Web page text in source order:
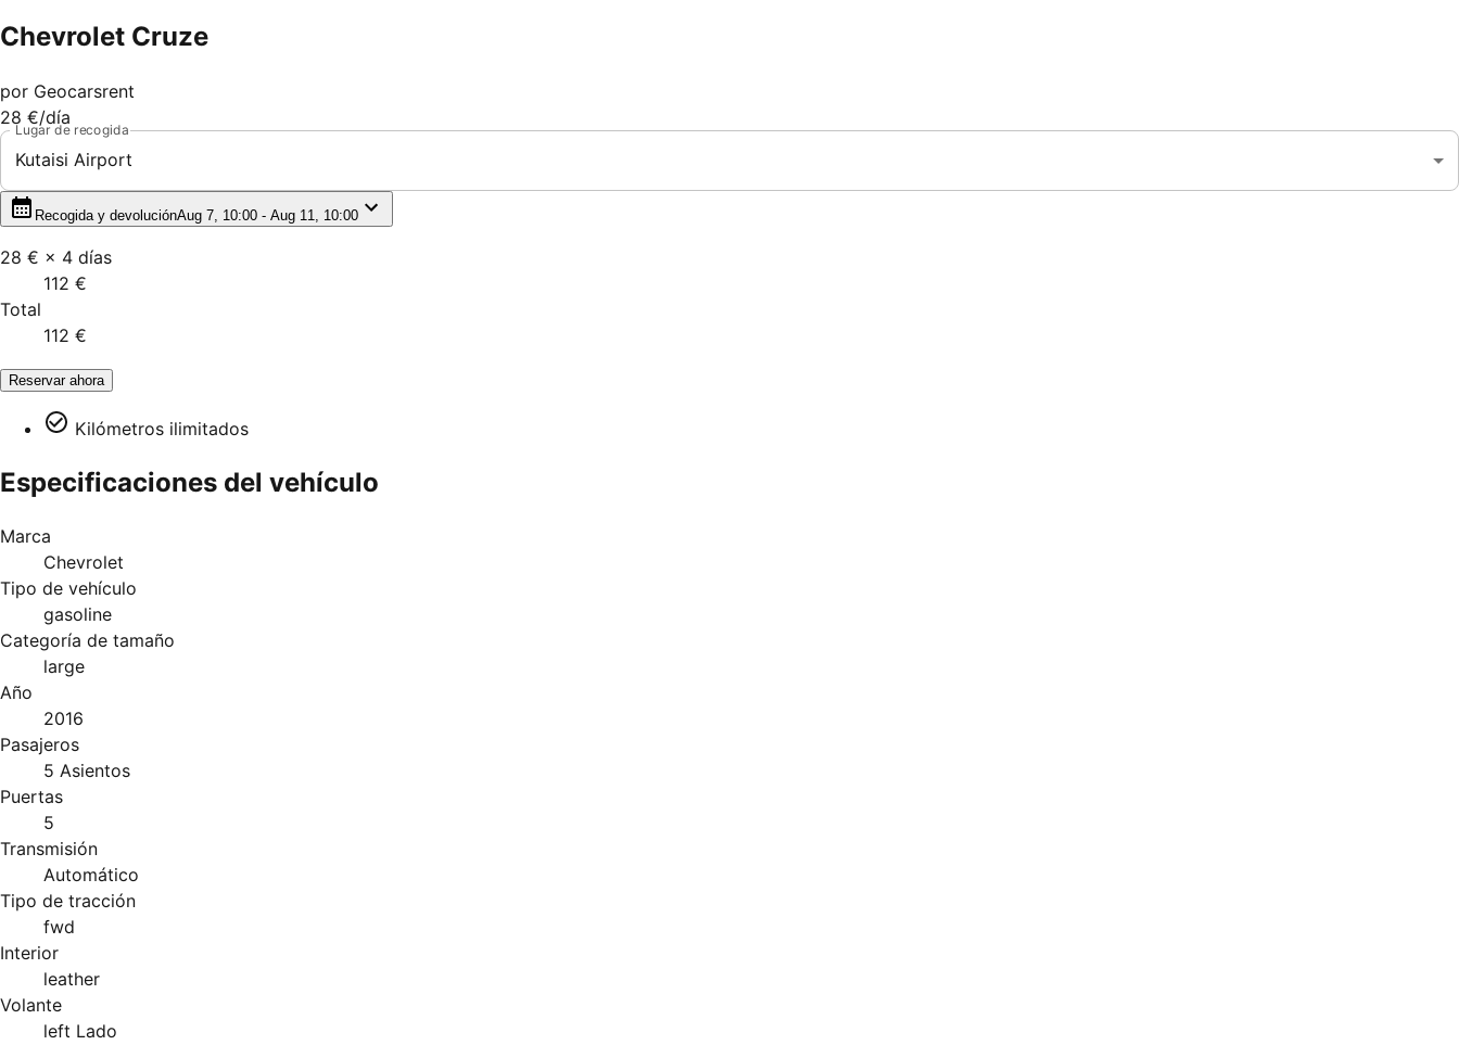
Chevrolet Cruze
por Geocarsrent
28 €/día
Lugar de recogida
Kutaisi Airport
Recogida y devoluciónAug 7, 10:00 - Aug 11, 10:00
28 € × 4 días
112 €
Total
112 €
Reservar ahora
Kilómetros ilimitados
Especificaciones del vehículo
Marca
Chevrolet
Tipo de vehículo
gasoline
Categoría de tamaño
large
Año
2016
Pasajeros
5 Asientos
Puertas
5
Transmisión
Automático
Tipo de tracción
fwd
Interior
leather
Volante
left Lado